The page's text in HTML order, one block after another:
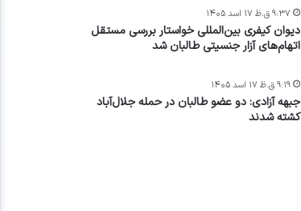
دیوان کیفری بین‌المللی خواستار بررسی مستقل
اتهام‌های آزار جنسیتی طالبان شد
۹:۳۷ ق.ظ ۱۷ اسد ۱۴۰۵
جبهه آزادی: دو عضو طالبان در حمله جلال‌آباد
کشته شدند
۹:۱۹ ق.ظ ۱۷ اسد ۱۴۰۵